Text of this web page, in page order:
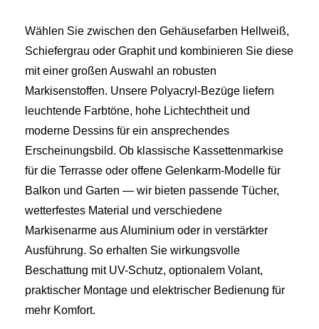
Wählen Sie zwischen den Gehäusefarben Hellweiß,
Schiefergrau oder Graphit und kombinieren Sie diese
mit einer großen Auswahl an robusten
Markisenstoffen. Unsere Polyacryl-Bezüge liefern
leuchtende Farbtöne, hohe Lichtechtheit und
moderne Dessins für ein ansprechendes
Erscheinungsbild. Ob klassische Kassettenmarkise
für die Terrasse oder offene Gelenkarm-Modelle für
Balkon und Garten — wir bieten passende Tücher,
wetterfestes Material und verschiedene
Markisenarme aus Aluminium oder in verstärkter
Ausführung. So erhalten Sie wirkungsvolle
Beschattung mit UV-Schutz, optionalem Volant,
praktischer Montage und elektrischer Bedienung für
mehr Komfort.